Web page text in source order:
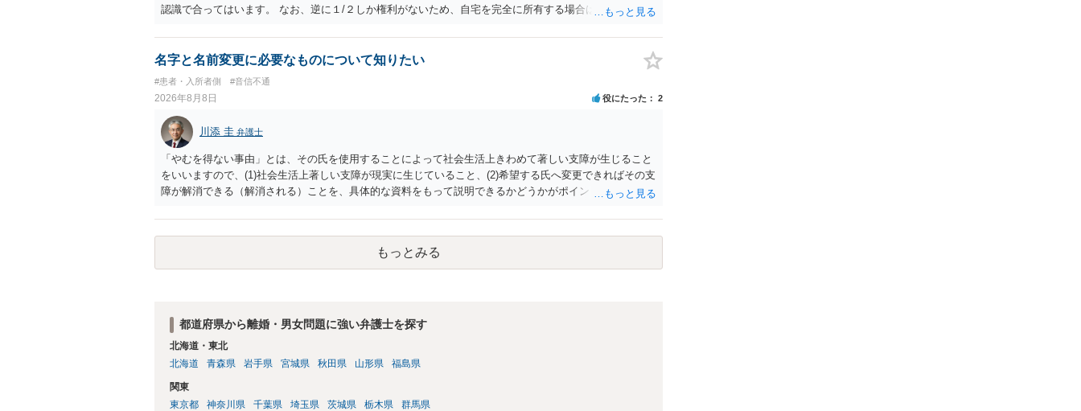
認識で合ってはいます。 なお、逆に１/２しか権利がないため、自宅を完全に所有する場合は、他の相続
名字と名前変更に必要なものについて知りたい
#患者・入所者側 #音信不通
2026年8月8日 役にたった 2
川添 圭 弁護士
「やむを得ない事由」とは、その氏を使用することによって社会生活上きわめて著しい支障が生じること
をいいますので、(1)社会生活上著しい支障が現実に生じていること、(2)希望する氏へ変更できればその支
障が解消できる（解消される）ことを、具体的な資料をもって説明できるかどうかがポイントです。 記録
出することが必要になります。「フラッシュバック」とのことなので、例えば、医学上確立されているPT
SDの診断基準に合致した説明とそれに沿う資料の提出が必要になってくるように思います。 精神的・心
理的な理由の氏変更は様々な意味でハードルがかなり高く、弁護士へ依頼しても苦労することが強く予想
されるところです。、もし本人申立てをお考えであれば、医学知識はもちろん法律知識も要求されますの
もっとみる
都道府県から離婚・男女問題に強い弁護士を探す
北海道・東北
北海道
青森県 岩手県 宮城県 秋田県 山形県 福島県
関東
東京都
神奈川県 千葉県 埼玉県 茨城県 栃木県 群馬県